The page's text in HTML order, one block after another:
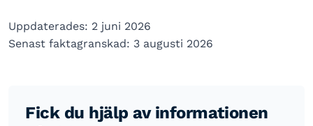
Uppdaterades: 2 juni 2026
Senast faktagranskad: 3 augusti 2026
Fick du hjälp av informationen